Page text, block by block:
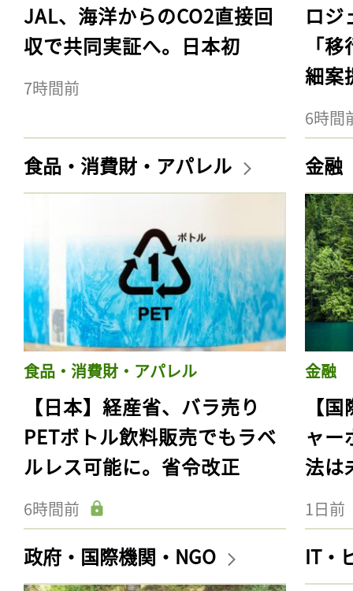
JAL、海洋からのCO2直接回
収で共同実証へ。日本初
7時間前
ロジ
「
細案
6時間
食品・消費財・アパレル
食品・消費財・アパレル
【日本】経産省、バラ売り
PETボトル飲料販売でもラベ
ルレス可能に。省令改正
6時間前
金融
金融
【
ャー
法は
1日前
政府・国際機関・NGO IT・